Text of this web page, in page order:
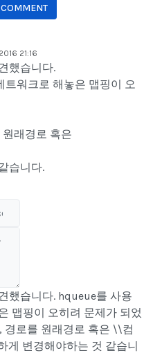
21:16
했습니다.
워크로 해놓은 맵핑이 오
래경로 혹은
습니다.
했습니다. hqueue를 사용
맵핑이 오히려 문제가 되었
경로를 원래경로 혹은 \\컴
게 변경해야하는 것 같습니